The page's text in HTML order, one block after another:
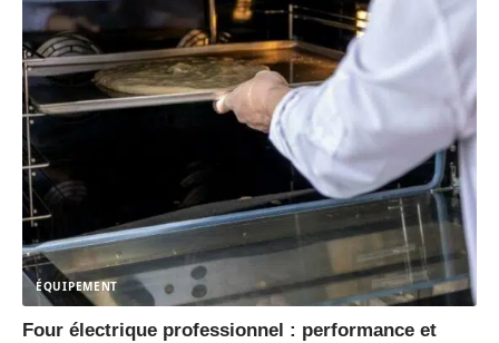
ÉQUIPEMENT
Four électrique professionnel : performance et